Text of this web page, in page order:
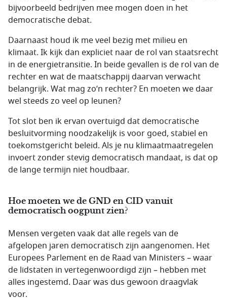
bijvoorbeeld bedrijven mee mogen doen in het
democratische debat.
Daarnaast houd ik me veel bezig met milieu en
klimaat. Ik kijk dan expliciet naar de rol van staatsrecht
in de energietransitie. In beide gevallen is de rol van de
rechter en wat de maatschappij daarvan verwacht
belangrijk. Wat mag zo’n rechter? En moeten we daar
wel steeds zo veel op leunen?
Tot slot ben ik ervan overtuigd dat democratische
besluitvorming noodzakelijk is voor goed, stabiel en
toekomstgericht beleid. Als je nu klimaatmaatregelen
invoert zonder stevig democratisch mandaat, is dat op
de lange termijn niet houdbaar.
Hoe moeten we de GND en CID vanuit
democratisch oogpunt zien?
Mensen vergeten vaak dat alle regels van de
afgelopen jaren democratisch zijn aangenomen. Het
Europees Parlement en de Raad van Ministers – waar
de lidstaten in vertegenwoordigd zijn – hebben met
alles ingestemd. Daar was dus gewoon draagvlak
voor.